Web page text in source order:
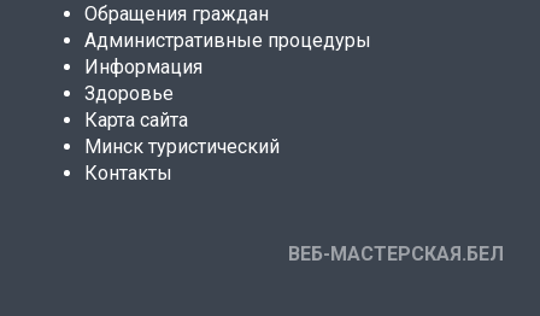
Обращения граждан
Административные процедуры
Информация
Здоровье
Карта сайта
Минск туристический
Контакты
ВЕБ-МАСТЕРСКАЯ.БЕЛ